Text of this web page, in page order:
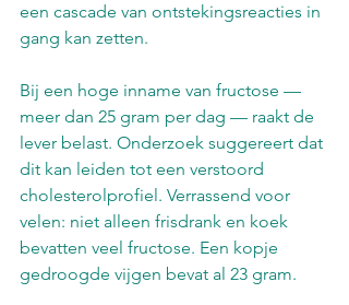
een cascade van ontstekingsreacties in
gang kan zetten.
Bij een hoge inname van fructose —
meer dan 25 gram per dag — raakt de
lever belast. Onderzoek suggereert dat
dit kan leiden tot een verstoord
cholesterolprofiel. Verrassend voor
velen: niet alleen frisdrank en koek
bevatten veel fructose. Een kopje
gedroogde vijgen bevat al 23 gram.